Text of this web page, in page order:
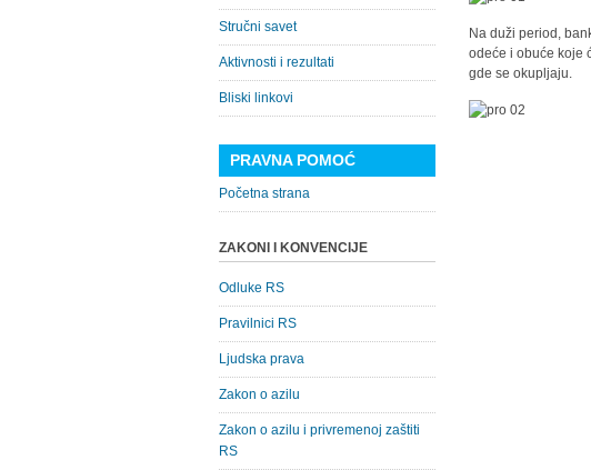
Na duži period,
odeće i obuće koje
gde se okupljaju.
Stručni savet
Aktivnosti i rezultati
Bliski linkovi
PRAVNA POMOĆ
Početna strana
ZAKONI I KONVENCIJE
Odluke RS
Pravilnici RS
Ljudska prava
Zakon o azilu
Zakon o azilu i privremenoj zaštiti
RS